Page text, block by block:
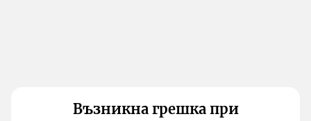
Възникна грешка при